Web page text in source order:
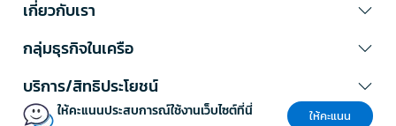
เกี่ยวกับเรา
กลุ่มธุรกิจในเครือ
บริการ/สิทธิประโยชน์
ให้คะแนนประสบการณ์ใช้งานเว็บไซต์ที่นี่ ให้คะแนน